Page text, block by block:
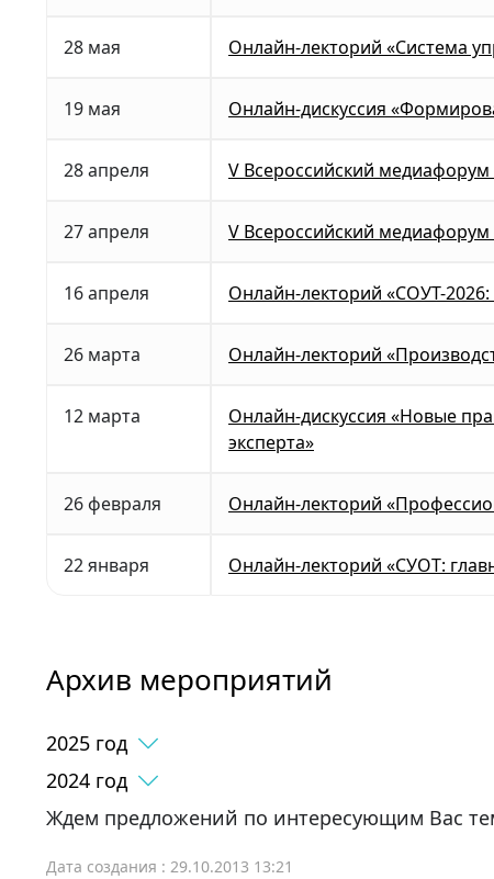
28 мая Онлайн-лекторий «Система
19 мая Онлайн-дискуссия
28 апреля V Всероссийский медиафорум
27 апреля V Всероссийский медиафорум
16 апреля Онлайн-лекторий «СОУТ-
26 марта Онлайн-лекторий
12 марта
Онлайн-дискуссия «Новые
эксперта»
26 февраля Онлайн-лекторий
22 января Онлайн-лекторий «СУОТ:
Архив мероприятий
2025 год
2024 год
Ждем предложений по интересующим Вас
Дата создания : 29.10.2013 13:21